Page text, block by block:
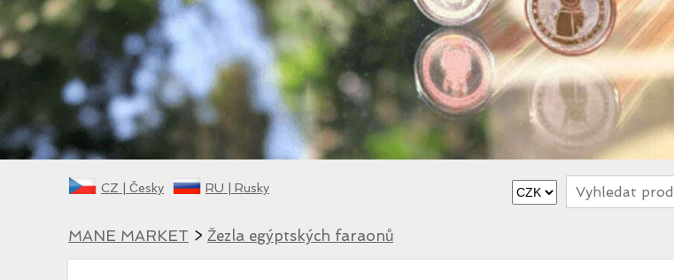
CZ | Česky RU | Rusky
MANE MARKET > Žezla egýptských faraonů